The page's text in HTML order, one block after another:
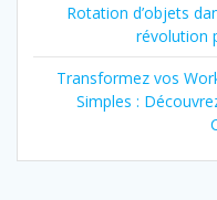
Rotation d’objets
révolution
Transformez vos
Simples :